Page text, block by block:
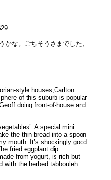
な。ごちそうさまでした。
style houses,Carlton
of this suburb is popular
doing front-of-house and
A special mini
the thin bread into a spoon
mouth. It’s shockingly good
fried eggplant dip
from yogurt, is rich but
with the herbed tabbouleh